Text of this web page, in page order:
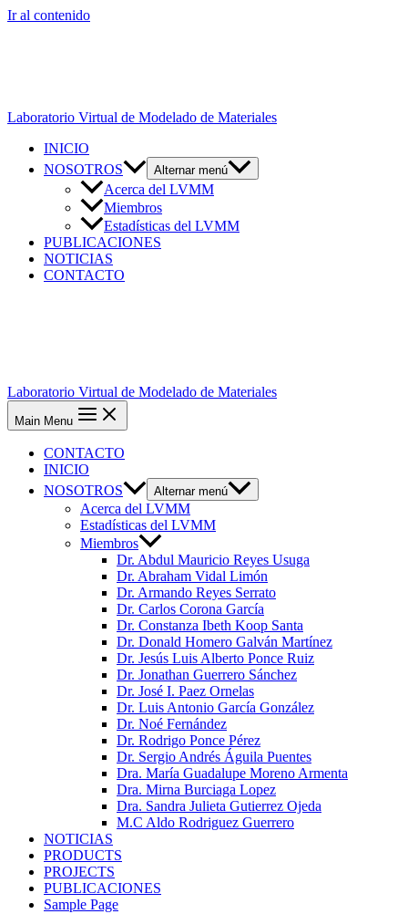
Ir al contenido
Laboratorio Virtual de Modelado de Materiales
INICIO
NOSOTROS
Alternar menú
Acerca del LVMM
Miembros
Estadísticas del LVMM
PUBLICACIONES
NOTICIAS
CONTACTO
Laboratorio Virtual de Modelado de Materiales
Main Menu
CONTACTO
INICIO
NOSOTROS
Alternar menú
Acerca del LVMM
Estadísticas del LVMM
Miembros
Dr. Abdul Mauricio Reyes Usuga
Dr. Abraham Vidal Limón
Dr. Armando Reyes Serrato
Dr. Carlos Corona García
Dr. Constanza Ibeth Koop Santa
Dr. Donald Homero Galván Martínez
Dr. Jesús Luis Alberto Ponce Ruiz
Dr. Jonathan Guerrero Sánchez
Dr. José I. Paez Ornelas
Dr. Luis Antonio García González
Dr. Noé Fernández
Dr. Rodrigo Ponce Pérez
Dr. Sergio Andrés Águila Puentes
Dra. María Guadalupe Moreno Armenta
Dra. Mirna Burciaga Lopez
Dra. Sandra Julieta Gutierrez Ojeda
M.C Aldo Rodriguez Guerrero
NOTICIAS
PRODUCTS
PROJECTS
PUBLICACIONES
Sample Page